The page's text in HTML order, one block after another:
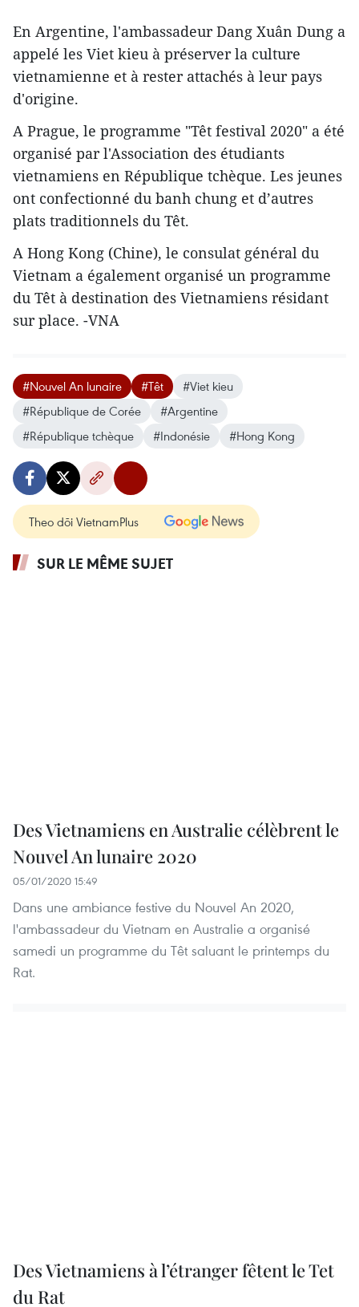
En Argentine, l'ambassadeur Dang Xuân Dung a
appelé les Viet kieu à préserver la culture
vietnamienne et à rester attachés à leur pays
d'origine.
A Prague, le programme "Têt festival 2020" a été
organisé par l'Association des étudiants
vietnamiens en République tchèque. Les jeunes
ont confectionné du banh chung et d’autres
plats traditionnels du Têt.
A Hong Kong (Chine), le consulat général du
Vietnam a également organisé un programme
du Têt à destination des Vietnamiens résidant
sur place. -VNA
#Nouvel An lunaire #Têt
#Viet kieu
#République de Corée
#Argentine
#République tchèque
#Indonésie #Hong Kong
Theo dõi VietnamPlus
SUR LE MÊME SUJET
Des Vietnamiens en Australie célèbrent le
Nouvel An lunaire 2020
05/01/2020 15:49
Dans une ambiance festive du Nouvel An 2020,
l'ambassadeur du Vietnam en Australie a organisé
samedi un programme du Têt saluant le printemps du
Rat.
Des Vietnamiens à l’étranger fêtent le Tet
du Rat